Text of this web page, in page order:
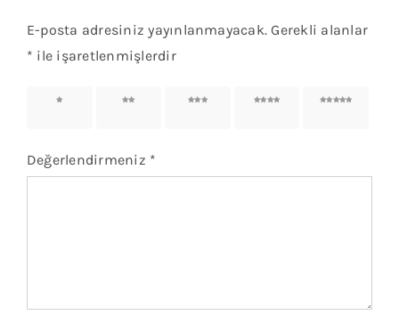
E-posta adresiniz yayınlanmayacak. Gerekli alanlar
* ile işaretlenmişlerdir
2/5
3/5
4/5
5/5
Değerlendirmeniz *